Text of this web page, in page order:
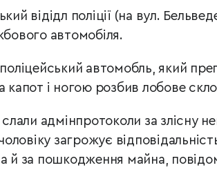
відідл поліції (на вул.
автомобіля.
автомобль, який
капот і ногою розбив лобове
адмінпротоколи за злісну
загрожує
й за пошкодження майна,